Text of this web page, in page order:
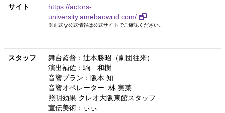
サイト
https://actors-
university.amebaownd.com/
※正式な公式情報は公式サイトでご確認ください。
スタッフ
舞台監督：辻本勝昭（劇団往来）
演出補佐：駒 和樹
音響プラン：阪本 知
音響オペレーター: 林 実菜
照明効果:クレオ大阪東館スタッフ
宣伝美術：ぃぃ